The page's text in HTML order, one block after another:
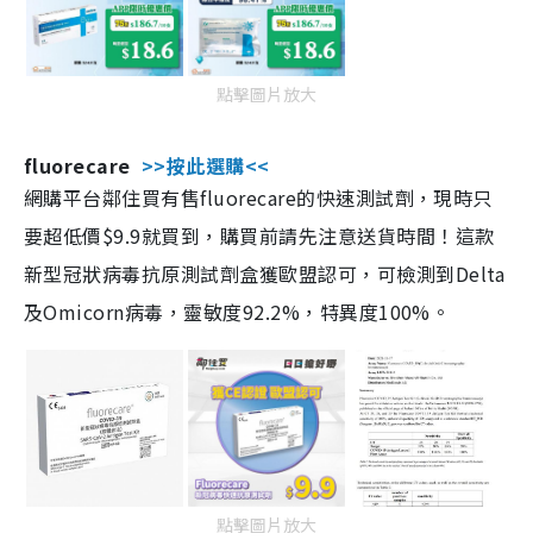
點擊圖片放大
fluorecare >>按此選購<<
網購平台鄰住買有售fluorecare的快速測試劑，現時只
要超低價$9.9就買到，購買前請先注意送貨時間！這款
新型冠狀病毒抗原測試劑盒獲歐盟認可，可檢測到Delta
及Omicorn病毒，靈敏度92.2%，特異度100%。
點擊圖片放大